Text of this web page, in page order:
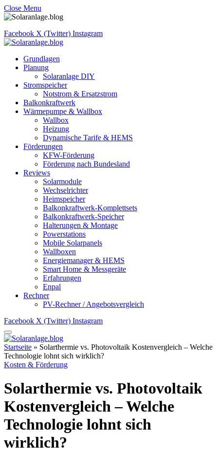
Close Menu
Facebook X (Twitter) Instagram
Grundlagen
Planung
Solaranlage DIY
Stromspeicher
Notstrom & Ersatzstrom
Balkonkraftwerk
Wärmepumpe & Wallbox
Wallbox
Heizung
Dynamische Tarife & HEMS
Förderungen
KFW-Förderung
Förderung nach Bundesland
Reviews
Solarmodule
Wechselrichter
Heimspeicher
Balkonkraftwerk-Komplettsets
Balkonkraftwerk-Speicher
Halterungen & Montage
Powerstations
Mobile Solarpanels
Wallboxen
Energiemanager & HEMS
Smart Home & Messgeräte
Erfahrungen
Enpal
Rechner
PV-Rechner / Angebotsvergleich
Facebook X (Twitter) Instagram
Startseite » Solarthermie vs. Photovoltaik Kostenvergleich – Welche
Technologie lohnt sich wirklich?
Kosten & Förderung
Solarthermie vs. Photovoltaik
Kostenvergleich – Welche
Technologie lohnt sich
wirklich?